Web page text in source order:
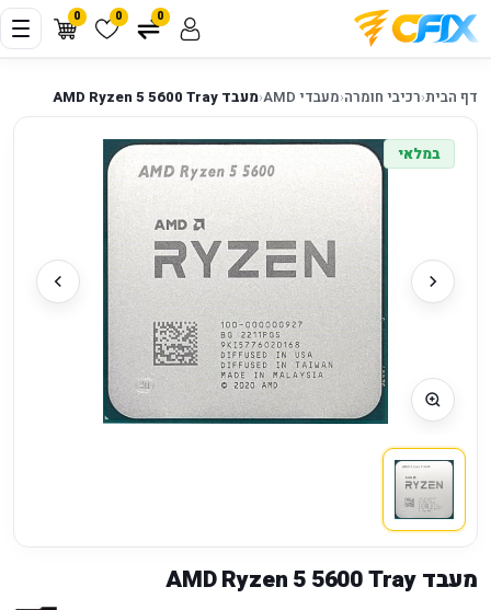
0 0 0
דף הבית‹רכיבי חומרה‹מעבדי AMD ‹מעבד AMD Ryzen 5 5600 Tray
במלאי
מעבד AMD Ryzen 5 5600 Tray